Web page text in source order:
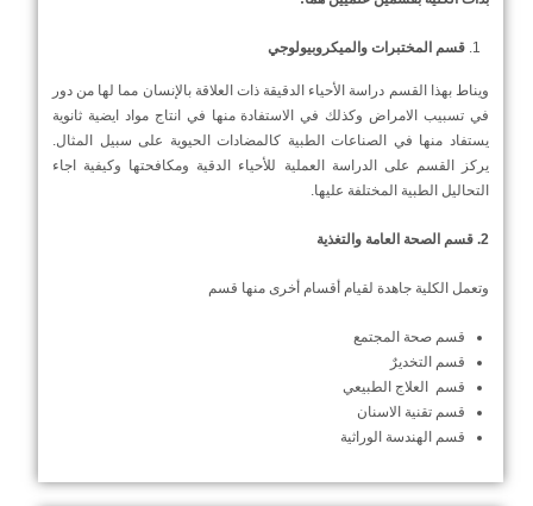
قسم المختبرات والميكروبيولوجي
ويناط بهذا القسم دراسة الأحياء الدقيقة ذات العلاقة بالإنسان مما لها من دور
في تسبيب الامراض وكذلك في الاستفادة منها في انتاج مواد ايضية ثانوية
يستفاد منها في الصناعات الطبية كالمضادات الحيوية على سبيل المثال.
يركز القسم على الدراسة العملية للأحياء الدقية ومكافحتها وكيفية اجاء
التحاليل الطبية المختلفة عليها.
2. قسم الصحة العامة والتغذية
وتعمل الكلية جاهدة لقيام أقسام أخرى منها قسم
قسم صحة المجتمع
قسم التخديرٌ
قسم العلاج الطبيعي
قسم تقنية الاسنان
قسم الهندسة الوراثية